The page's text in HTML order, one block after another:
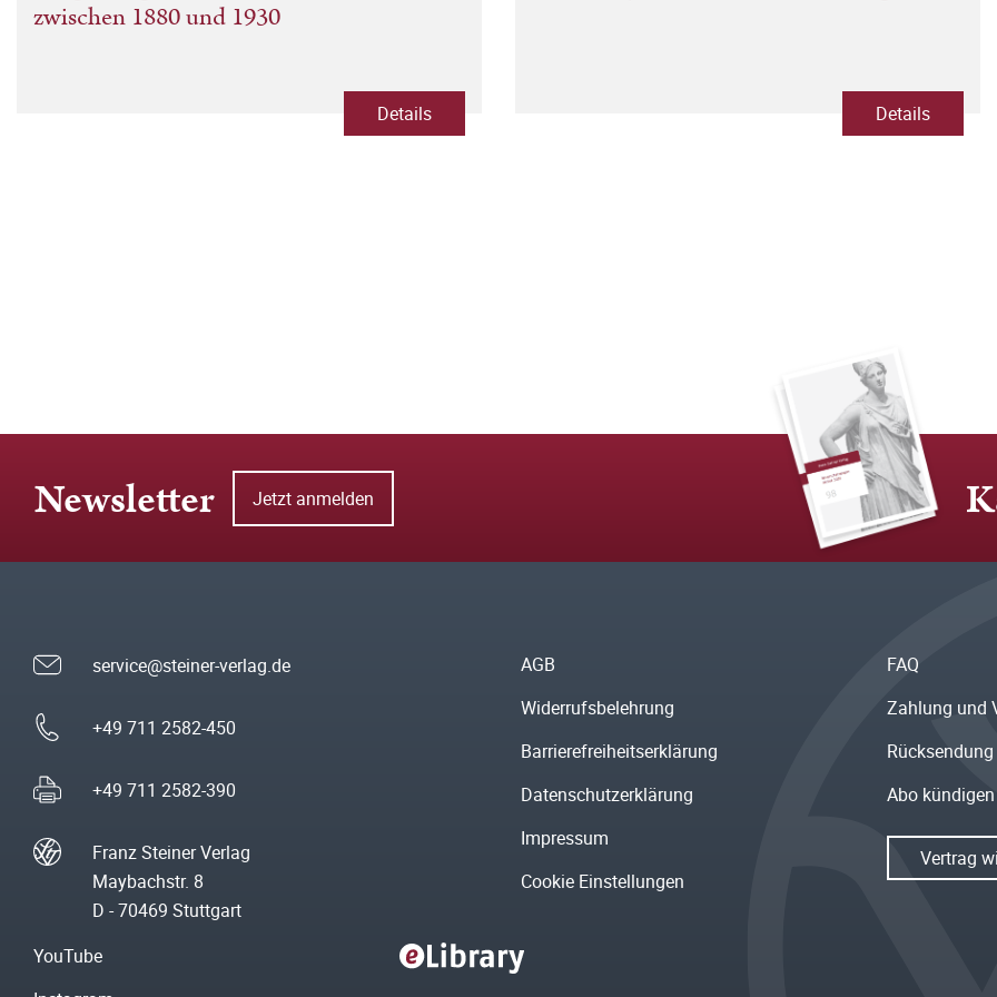
zwischen 1880 und 1930
Details Details
Newsletter Jetzt anmelden
service@steiner-verlag.de
+49 711 2582-450
+49 711 2582-390
Franz Steiner Verlag
Maybachstr. 8
D - 70469 Stuttgart
AGB
Widerrufsbelehrung
Barrierefreiheitserklärung
Datenschutzerklärung
Impressum
Cookie Einstellungen
FAQ
Zahlung und
Rücksendung
Abo kündigen
Vertrag
YouTube